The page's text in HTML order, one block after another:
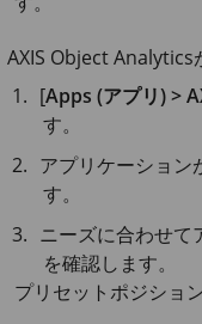
AXIS ObjectAnalytics
[Apps (アプリ) >
す。
アプリケーション
す。
ニーズに合わせて
を確認します。
プリセットポジショ